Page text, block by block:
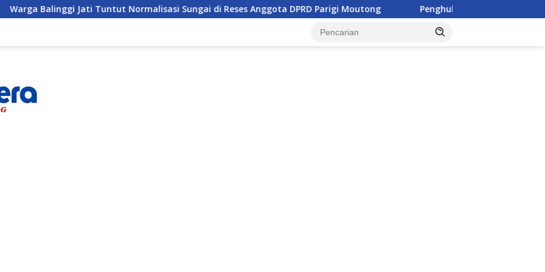
Jati Tuntut Normalisasi Sungai di Reses Anggota DPRD Parigi Moutong Penghulu di Parigi Moutong Diminta Aktif